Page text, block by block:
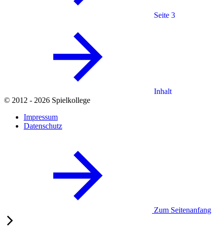
Seite 3
Inhalt
© 2012 - 2026 Spielkollege
Impressum
Datenschutz
Zum Seitenanfang